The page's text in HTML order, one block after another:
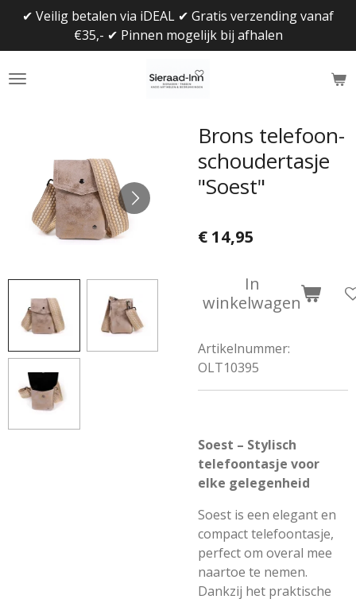
naar
de
✔ Veilig betalen via iDEAL ✔ Gratis verzending vanaf
€35,- ✔ Pinnen mogelijk bij afhalen
Brons telefoon-
schoudertasje
"Soest"
€ 14,95
In
winkelwagen
Artikelnummer:
OLT10395
Soest – Stylisch
telefoontasje voor
elke gelegenheid
Soest is een elegant en
compact telefoontasje,
perfect om overal mee
naartoe te nemen.
Dankzij het praktische